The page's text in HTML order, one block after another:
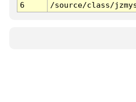
6
/source/class/